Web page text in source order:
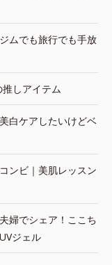
ムでも旅行でも手放
しアイテム
白ケアしたいけどベ
ンビ｜美肌レッスン
婦でシェア！ここち
ジェル